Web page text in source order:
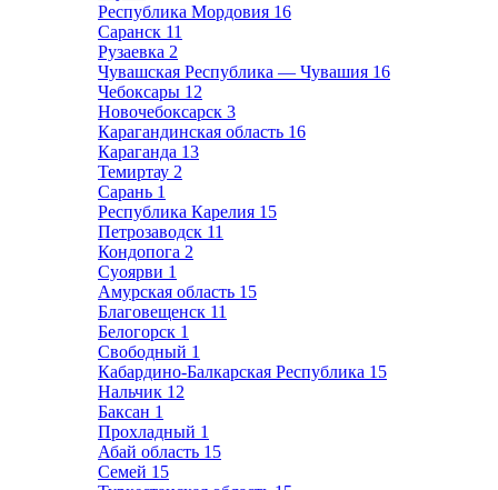
Республика Мордовия 16
Саранск 11
Рузаевка 2
Чувашская Республика — Чувашия 16
Чебоксары 12
Новочебоксарск 3
Карагандинская область 16
Караганда 13
Темиртау 2
Сарань 1
Республика Карелия 15
Петрозаводск 11
Кондопога 2
Суоярви 1
Амурская область 15
Благовещенск 11
Белогорск 1
Свободный 1
Кабардино-Балкарская Республика 15
Нальчик 12
Баксан 1
Прохладный 1
Абай область 15
Семей 15